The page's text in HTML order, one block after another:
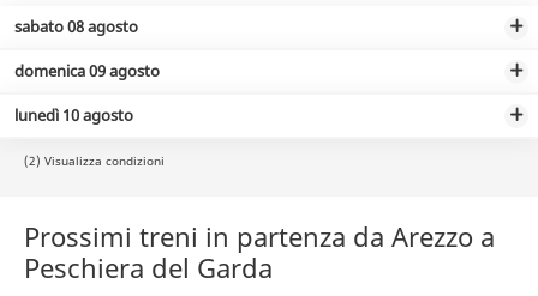
sabato 08 agosto
domenica 09 agosto
lunedì 10 agosto
(2) Visualizza condizioni
Prossimi treni in partenza da Arezzo a
Peschiera del Garda